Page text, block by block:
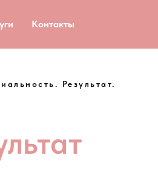
Контакты
Результат.